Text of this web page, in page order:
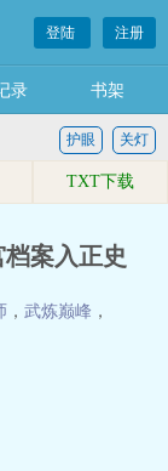
登陆 注册
录 书架
关灯
护眼
TXT下载
案入正史
， 武炼巅峰 ，